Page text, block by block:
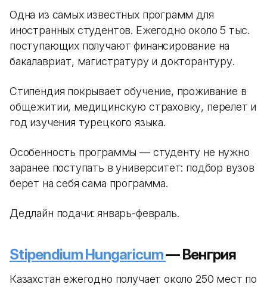
Одна из самых известных программ для
иностранных студентов. Ежегодно около 5 тыс.
поступающих получают финансирование на
бакалавриат, магистратуру и докторантуру.
Стипендия покрывает обучение, проживание в
общежитии, медицинскую страховку, перелет и
год изучения турецкого языка.
Особенность программы — студенту не нужно
заранее поступать в университет: подбор вузов
берет на себя сама программа.
Дедлайн подачи: январь-февраль.
Stipendium Hungaricum— Венгрия
Казахстан ежегодно получает около 250 мест по